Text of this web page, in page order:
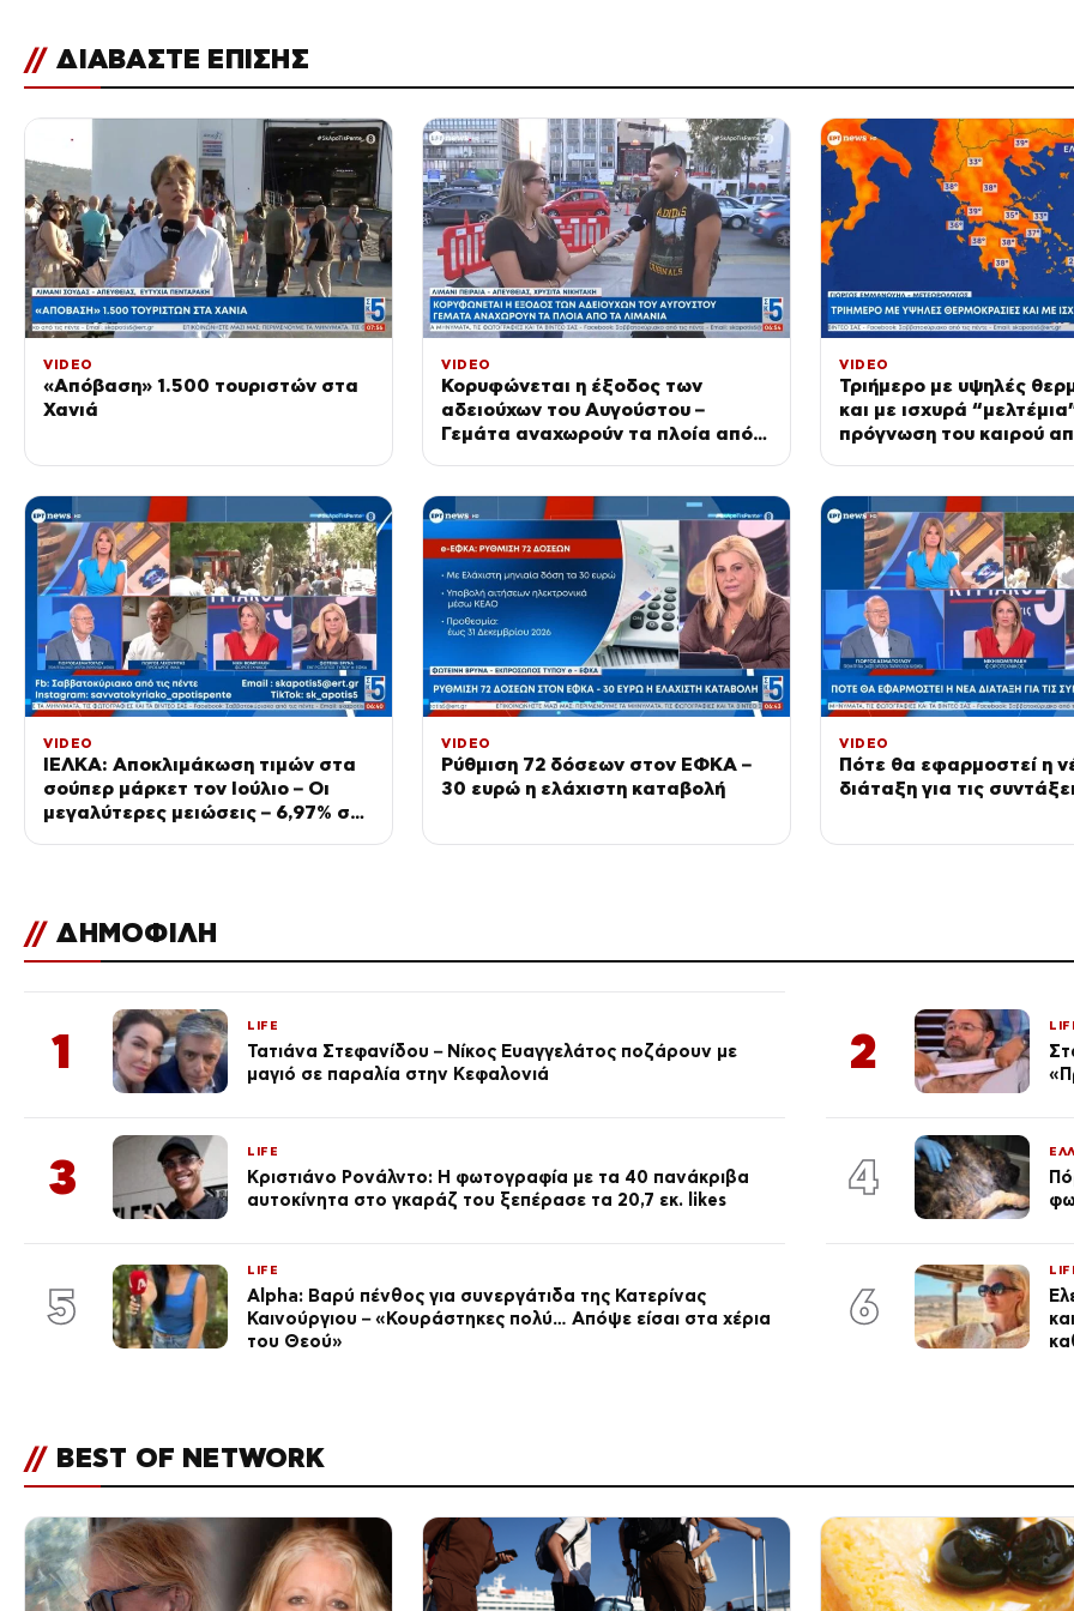
// ΔΙΑΒΑΣΤΕ ΕΠΙΣΗΣ
VIDEO
«Απόβαση» 1.500 τουριστών στα
Χανιά
VIDEO
Κορυφώνεται η έξοδος των
αδειούχων του Αυγούστου –
Γεμάτα αναχωρούν τα πλοία από
VIDEO
Τριήμερο με υψηλές
και με ισχυρά
πρόγνωση του καιρού
VIDEO
ΙΕΛΚΑ: Αποκλιμάκωση τιμών στα
σούπερ μάρκετ τον Ιούλιο – Οι
μεγαλύτερες μειώσεις – 6,97% σε
VIDEO
Ρύθμιση 72 δόσεων στον ΕΦΚΑ –
30 ευρώ η ελάχιστη καταβολή
VIDEO
Πότε θα εφαρμοστεί η
διάταξη για τις
// ΔΗΜΟΦΙΛΗ
1 LIFE
Τατιάνα Στεφανίδου – Νίκος Ευαγγελάτος ποζάρουν με
μαγιό σε παραλία στην Κεφαλονιά
2
3 LIFE
Κριστιάνο Ρονάλντο: Η φωτογραφία με τα 40 πανάκριβα
αυτοκίνητα στο γκαράζ του ξεπέρασε τα 20,7 εκ. likes
4
5
LIFE
Alpha: Βαρύ πένθος για συνεργάτιδα της Κατερίνας
Καινούργιου – «Κουράστηκες πολύ… Απόψε είσαι στα χέρια
του Θεού»
6
// BEST OF NETWORK